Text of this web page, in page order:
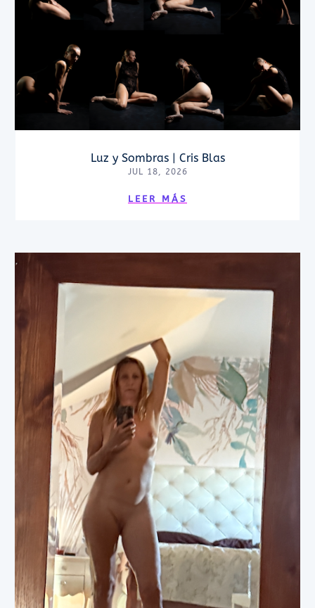
Luz y Sombras | Cris Blas
JUL 18, 2026
LEER MÁS